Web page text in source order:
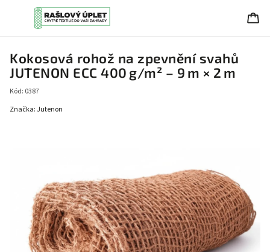
Kokosová rohož na zpevnění svahů
JUTENON ECC 400 g/m² – 9 m × 2 m
Kód: 0387
Značka:Jutenon